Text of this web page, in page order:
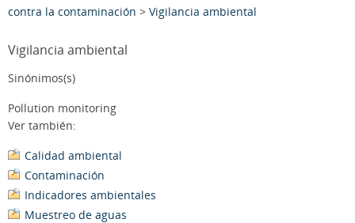
contra la contaminación > Vigilancia ambiental
Vigilancia ambiental
Sinónimos(s)
Pollution monitoring
Ver también:
Calidad ambiental
Contaminación
Indicadores ambientales
Muestreo de aguas